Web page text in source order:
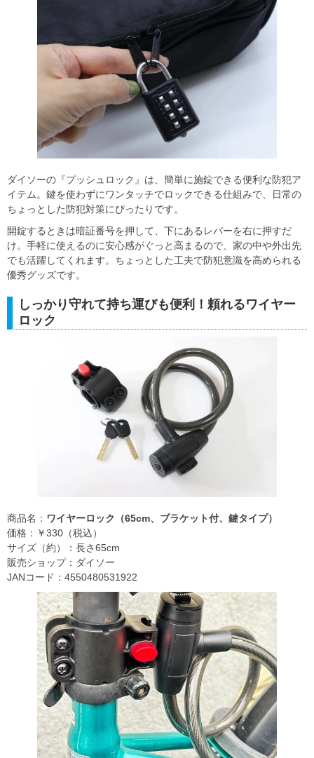
ダイソーの『プッシュロック』は、簡単に施錠できる便利な防犯ア
イテム。鍵を使わずにワンタッチでロックできる仕組みで、日常の
ちょっとした防犯対策にぴったりです。
開錠するときは暗証番号を押して、下にあるレバーを右に押すだ
け。手軽に使えるのに安心感がぐっと高まるので、家の中や外出先
でも活躍してくれます。ちょっとした工夫で防犯意識を高められる
優秀グッズです。
しっかり守れて持ち運びも便利！頼れるワイヤー
ロック
商品名： ワイヤーロック（65cm、ブラケット付、鍵タイプ）
価格：￥330（税込）
サイズ（約）：長さ65cm
販売ショップ：ダイソー
JANコード：4550480531922